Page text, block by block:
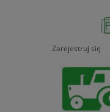
Zarejestruj się